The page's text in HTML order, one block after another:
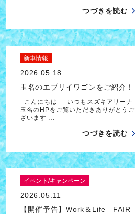
つづきを読む
新車情報
2026.05.18
玉名のエブリイワゴンをご紹介！
こんにちは いつもスズキアリーナ
玉名のHPをご覧いただきありがとうご
ざいます …
つづきを読む
イベント/キャンペーン
2026.05.11
【開催予告】Work＆Life FAIR